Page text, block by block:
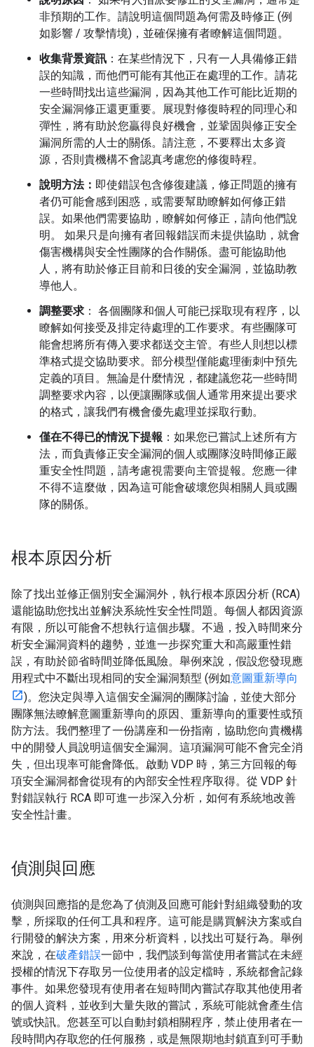
非預期的工作。請說明這個問題為何需及時修正 (例
如影響 / 攻擊情境)，並確保擁有者瞭解這個問題。
收集背景資訊 ：在某些情況下，只有一人具備修正錯
誤的知識，而他們可能有其他正在處理的工作。請花
一些時間找出這些漏洞，因為其他工作可能比近期的
安全漏洞修正還更重要。展現對修復時程的同理心和
彈性，將有助於您贏得良好機會，並鞏固與修正安全
漏洞所需的人士的關係。請注意，不要釋出太多資
源，否則貴機構不會認真考慮您的修復時程。
說明方法： 即使錯誤包含修復建議，修正問題的擁有
者仍可能會感到困惑，或需要幫助瞭解如何修正錯
誤。如果他們需要協助，瞭解如何修正，請向他們說
明。 如果只是向擁有者回報錯誤而未提供協助，就會
傷害機構與安全性團隊的合作關係。盡可能協助他
人，將有助於修正目前和日後的安全漏洞，並協助教
導他人。
調整要求 ： 各個團隊和個人可能已採取現有程序，以
瞭解如何接受及排定待處理的工作要求。有些團隊可
能會想將所有傳入要求都送交主管。有些人則想以標
準格式提交協助要求。部分模型僅能處理衝刺中預先
定義的項目。無論是什麼情況，都建議您花一些時間
調整要求內容，以便讓團隊或個人通常用來提出要求
的格式，讓我們有機會優先處理並採取行動。
僅在不得已的情況下提報 ：如果您已嘗試上述所有方
法，而負責修正安全漏洞的個人或團隊沒時間修正嚴
重安全性問題，請考慮視需要向主管提報。您應一律
不得不這麼做，因為這可能會破壞您與相關人員或團
隊的關係。
根本原因分析
除了找出並修正個別安全漏洞外，執行根本原因分析 (RCA)
還能協助您找出並解決系統性安全性問題。每個人都因資源
有限，所以可能會不想執行這個步驟。不過，投入時間來分
析安全漏洞資料的趨勢，並進一步探究重大和高嚴重性錯
誤，有助於節省時間並降低風險。舉例來說，假設您發現應
用程式中不斷出現相同的安全漏洞類型 (例如意圖重新導向
)。您決定與導入這個安全漏洞的團隊討論，並使大部分
團隊無法瞭解意圖重新導向的原因、重新導向的重要性或預
防方法。我們整理了一份講座和一份指南，協助您向貴機構
中的開發人員說明這個安全漏洞。這項漏洞可能不會完全消
失，但出現率可能會降低。啟動 VDP 時，第三方回報的每
項安全漏洞都會從現有的內部安全性程序取得。從 VDP 針
對錯誤執行 RCA 即可進一步深入分析，如何有系統地改善
安全性計畫。
偵測與回應
偵測與回應指的是您為了偵測及回應可能針對組織發動的攻
擊，所採取的任何工具和程序。這可能是購買解決方案或自
行開發的解決方案，用來分析資料，以找出可疑行為。舉例
來說，在破產錯誤一節中，我們談到每當使用者嘗試在未經
授權的情況下存取另一位使用者的設定檔時，系統都會記錄
事件。如果您發現有使用者在短時間內嘗試存取其他使用者
的個人資料，並收到大量失敗的嘗試，系統可能就會產生信
號或快訊。您甚至可以自動封鎖相關程序，禁止使用者在一
段時間內存取您的任何服務，或是無限期地封鎖直到可手動